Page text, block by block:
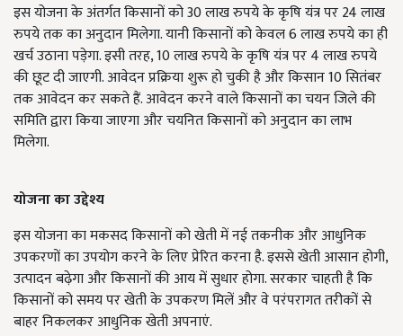
इस योजना के अंतर्गत किसानों को 30 लाख रुपये के कृषि यंत्र पर 24 लाख
रुपये तक का अनुदान मिलेगा. यानी किसानों को केवल 6 लाख रुपये का ही
खर्च उठाना पड़ेगा. इसी तरह, 10 लाख रुपये के कृषि यंत्र पर 4 लाख रुपये
की छूट दी जाएगी. आवेदन प्रक्रिया शुरू हो चुकी है और किसान 10 सितंबर
तक आवेदन कर सकते हैं. आवेदन करने वाले किसानों का चयन जिले की
समिति द्वारा किया जाएगा और चयनित किसानों को अनुदान का लाभ
मिलेगा.
योजना का उद्देश्य
इस योजना का मकसद किसानों को खेती में नई तकनीक और आधुनिक
उपकरणों का उपयोग करने के लिए प्रेरित करना है. इससे खेती आसान होगी,
उत्पादन बढ़ेगा और किसानों की आय में सुधार होगा. सरकार चाहती है कि
किसानों को समय पर खेती के उपकरण मिलें और वे परंपरागत तरीकों से
बाहर निकलकर आधुनिक खेती अपनाएं.